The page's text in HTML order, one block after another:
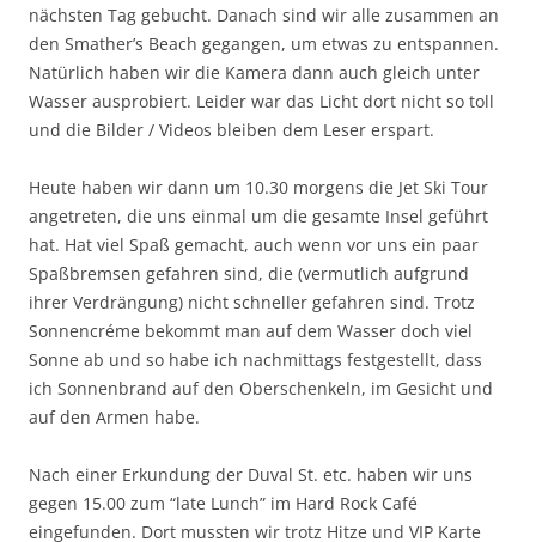
nächsten Tag gebucht. Danach sind wir alle zusammen an
den Smather’s Beach gegangen, um etwas zu entspannen.
Natürlich haben wir die Kamera dann auch gleich unter
Wasser ausprobiert. Leider war das Licht dort nicht so toll
und die Bilder / Videos bleiben dem Leser erspart.
Heute haben wir dann um 10.30 morgens die Jet Ski Tour
angetreten, die uns einmal um die gesamte Insel geführt
hat. Hat viel Spaß gemacht, auch wenn vor uns ein paar
Spaßbremsen gefahren sind, die (vermutlich aufgrund
ihrer Verdrängung) nicht schneller gefahren sind. Trotz
Sonnencréme bekommt man auf dem Wasser doch viel
Sonne ab und so habe ich nachmittags festgestellt, dass
ich Sonnenbrand auf den Oberschenkeln, im Gesicht und
auf den Armen habe.
Nach einer Erkundung der Duval St. etc. haben wir uns
gegen 15.00 zum “late Lunch” im Hard Rock Café
eingefunden. Dort mussten wir trotz Hitze und VIP Karte